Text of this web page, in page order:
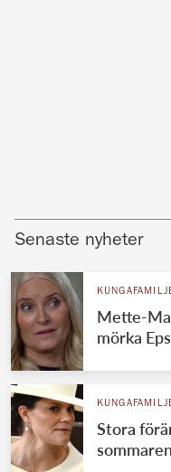
Senaste nyheter
Mette-
mörka
Stora